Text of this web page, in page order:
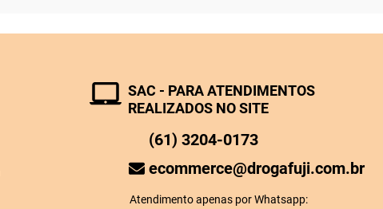
SAC - PARA ATENDIMENTOS
REALIZADOS NO SITE
(61) 3204-0173
ecommerce@drogafuji.com.br
Atendimento apenas por Whatsapp: